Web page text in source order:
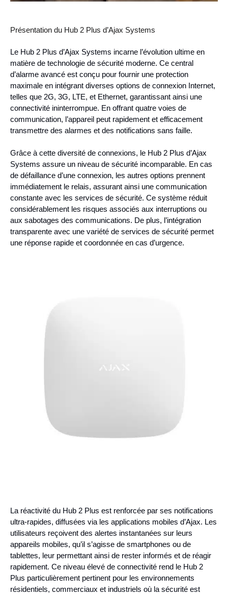
Présentation du Hub 2 Plus d’Ajax Systems
Le Hub 2 Plus d’Ajax Systems incarne l’évolution ultime en
matière de technologie de sécurité moderne. Ce central
d’alarme avancé est conçu pour fournir une protection
maximale en intégrant diverses options de connexion Internet,
telles que 2G, 3G, LTE, et Ethernet, garantissant ainsi une
connectivité ininterrompue. En offrant quatre voies de
communication, l’appareil peut rapidement et efficacement
transmettre des alarmes et des notifications sans faille.
Grâce à cette diversité de connexions, le Hub 2 Plus d’Ajax
Systems assure un niveau de sécurité incomparable. En cas
de défaillance d’une connexion, les autres options prennent
immédiatement le relais, assurant ainsi une communication
constante avec les services de sécurité. Ce système réduit
considérablement les risques associés aux interruptions ou
aux sabotages des communications. De plus, l’intégration
transparente avec une variété de services de sécurité permet
une réponse rapide et coordonnée en cas d’urgence.
La réactivité du Hub 2 Plus est renforcée par ses notifications
ultra-rapides, diffusées via les applications mobiles d’Ajax. Les
utilisateurs reçoivent des alertes instantanées sur leurs
appareils mobiles, qu’il s’agisse de smartphones ou de
tablettes, leur permettant ainsi de rester informés et de réagir
rapidement. Ce niveau élevé de connectivité rend le Hub 2
Plus particulièrement pertinent pour les environnements
résidentiels, commerciaux et industriels où la sécurité est